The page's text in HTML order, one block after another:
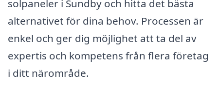
solpaneler i Sundby och hitta det bästa
alternativet för dina behov. Processen är
enkel och ger dig möjlighet att ta del av
expertis och kompetens från flera företag
i ditt närområde.